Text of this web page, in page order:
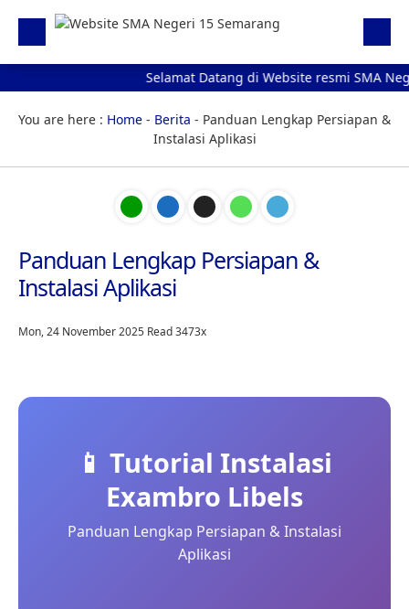
Berita
E-Pengaduan
Hubungi kami
Selamat Datang di Website resmi SMA
You are here : Home - Berita - Panduan Lengkap Persiapan &
Instalasi Aplikasi
Panduan Lengkap Persiapan &
Instalasi Aplikasi
Mon, 24 November 2025 Read 3473x
📱 Tutorial Instalasi
Exambro Libels
Panduan Lengkap Persiapan & Instalasi
Aplikasi